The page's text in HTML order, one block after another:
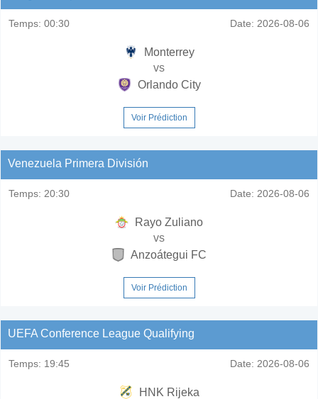
Temps: 00:30 Date: 2026-08-06
Monterrey
vs
Orlando City
Voir Prédiction
Venezuela Primera División
Temps: 20:30 Date: 2026-08-06
Rayo Zuliano
vs
Anzoátegui FC
Voir Prédiction
UEFA Conference League Qualifying
Temps: 19:45 Date: 2026-08-06
HNK Rijeka